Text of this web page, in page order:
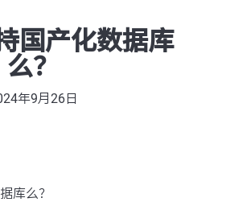
国产化数据库
么？
年9月26日
库么？